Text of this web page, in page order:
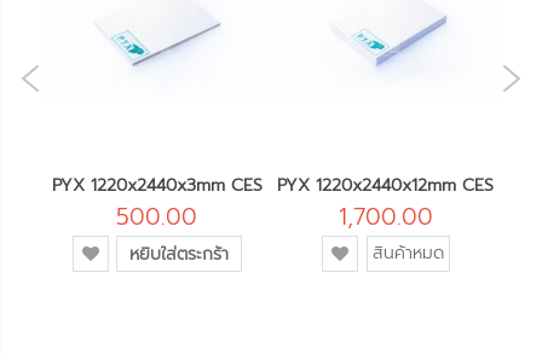
PYX 1220x2440x3mm CES
500.00
เพิ่ม
หยิบใส่ตระกร้า
PYX 1220x2440x12mm CES
1,700.00
เพิ่มสินค้าหมด